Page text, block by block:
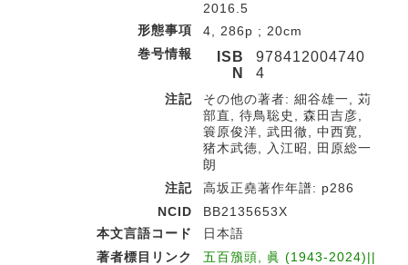
2016.5
形態事項
4, 286p ; 20cm
巻号情報
ISB
N
978412004740
4
注記
その他の著者: 細谷雄一, 苅
部直, 待鳥聡史, 森田吉彦,
簑原俊洋, 武田徹, 中西寛,
猪木武徳, 入江昭, 田原総一
朗
注記
高坂正堯著作年譜: p286
NCID
BB2135653X
本文言語コード
日本語
著者標目リンク
五百籏頭, 眞 (1943-2024)||